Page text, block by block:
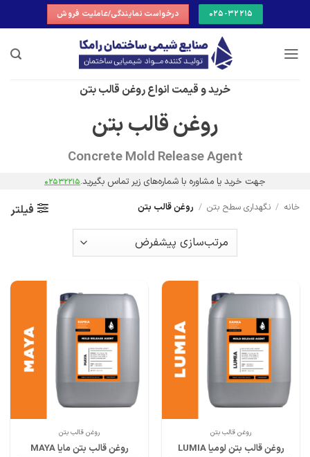
to
025-32215 درخواست نمایندگی/عاملیت فروش
خرید و قیمت انواع روغن قالب بتن
روغن قالب بتن
Concrete Mold Release Agent
جهت خرید یا مشاوره با شماره‌های زیر تماس بگیرید.02532215
خانه / نگهداری سطح بتن / روغن قالب بتن فیلتر
روغن قالب بتن
روغن قالب بتن لومیا LUMIA
روغن قالب بتن
روغن قالب بتن مایا MAYA